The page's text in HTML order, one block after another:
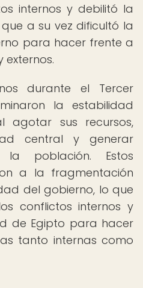
internos y debilitó la
a su vez dificultó la
para hacer frente a
externos.
durante el Tercer
la estabilidad
agotar sus recursos,
central y generar
la población. Estos
a la fragmentación
del gobierno, lo que
conflictos internos y
de Egipto para hacer
tanto internas como